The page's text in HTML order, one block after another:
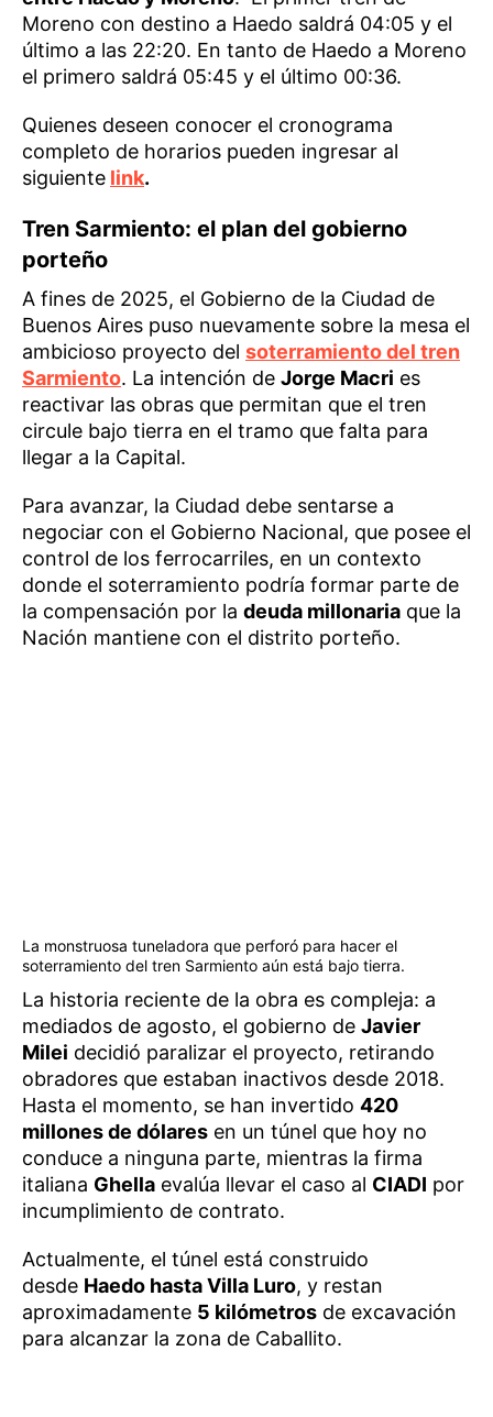
Moreno con destino a Haedo saldrá 04:05 y el
último a las 22:20. En tanto de Haedo a Moreno
el primero saldrá 05:45 y el último 00:36.
Quienes deseen conocer el cronograma
completo de horarios pueden ingresar al
siguiente link.
Tren Sarmiento: el plan del gobierno
porteño
A fines de 2025, el Gobierno de la Ciudad de
Buenos Aires puso nuevamente sobre la mesa el
ambicioso proyecto del soterramiento del tren
Sarmiento. La intención de Jorge Macri es
reactivar las obras que permitan que el tren
circule bajo tierra en el tramo que falta para
llegar a la Capital.
Para avanzar, la Ciudad debe sentarse a
negociar con el Gobierno Nacional, que posee el
control de los ferrocarriles, en un contexto
donde el soterramiento podría formar parte de
la compensación por la deuda millonaria que la
Nación mantiene con el distrito porteño.
La monstruosa tuneladora que perforó para hacer el
soterramiento del tren Sarmiento aún está bajo tierra.
La historia reciente de la obra es compleja: a
mediados de agosto, el gobierno de Javier
Milei decidió paralizar el proyecto, retirando
obradores que estaban inactivos desde 2018.
Hasta el momento, se han invertido 420
millones de dólares en un túnel que hoy no
conduce a ninguna parte, mientras la firma
italiana Ghella evalúa llevar el caso al CIADI por
incumplimiento de contrato.
Actualmente, el túnel está construido
desde Haedo hasta Villa Luro, y restan
aproximadamente 5 kilómetros de excavación
para alcanzar la zona de Caballito.